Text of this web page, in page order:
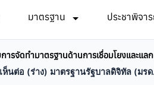
มาตรฐาน ประชาพิจา
ารจัดทำมาตรฐานด้านการเชื่อมโยงและแล
นต่อ (ร่าง) มาตรฐานรัฐบาลดิจิทัล (มร